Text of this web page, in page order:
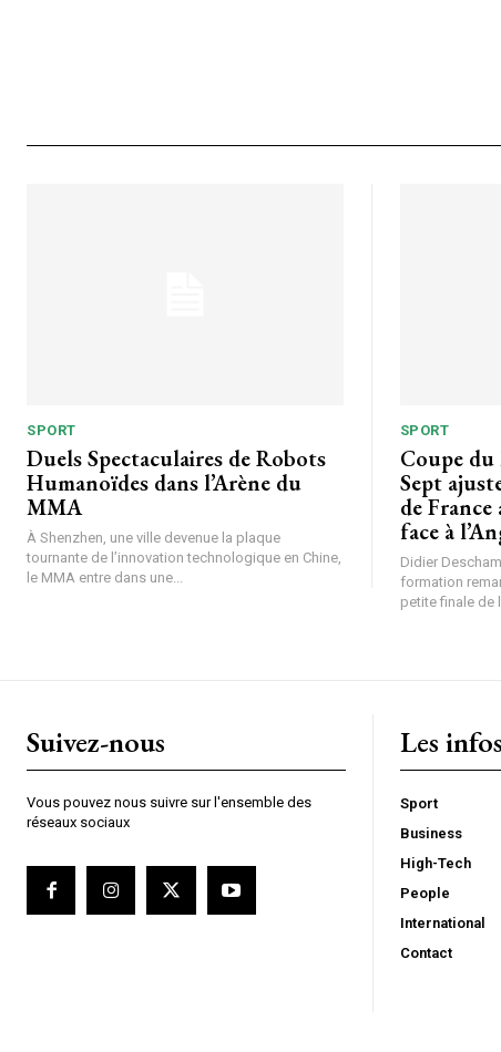
SPORT
Duels Spectaculaires de Robots
Humanoïdes dans l’Arène du
MMA
À Shenzhen, une ville devenue la plaque
tournante de l’innovation technologique en Chine,
le MMA entre dans une...
SPORT
Coupe du Monde de Football :
Sept
de
face à
Didier
formation
petite finale de
Suivez-nous
Vous pouvez nous suivre sur l'ensemble des
réseaux sociaux
Les infos
Sport
Business
High-Tech
People
International
Contact